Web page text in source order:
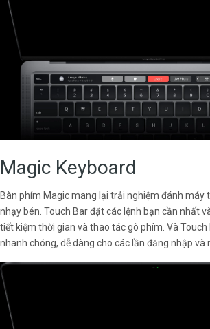
Magic Keyboard
Bàn phím Magic mang lại trải nghiệm đánh máy
nhạy bén. Touch Bar đặt các lệnh bạn cần nhất
tiết kiệm thời gian và thao tác gõ phím. Và Touch
nhanh chóng, dễ dàng cho các lần đăng nhập và